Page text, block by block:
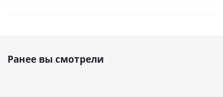
Ранее вы смотрели